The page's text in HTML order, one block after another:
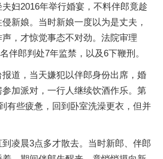
妇2016年举行婚宴，不料伴郎竟趁
新娘。当时新娘一度以为是丈夫，
，才惊觉事态不对劲。法院审理
伴郎判处7年监禁，以及6下鞭刑。
，当天嫌犯以伴郎身份出席，婚
加派对，一行人继续饮酒作乐。第
有些疲惫，回到卧室洗澡更衣，但并
晨3点多才散去。当时新郎、伴郎